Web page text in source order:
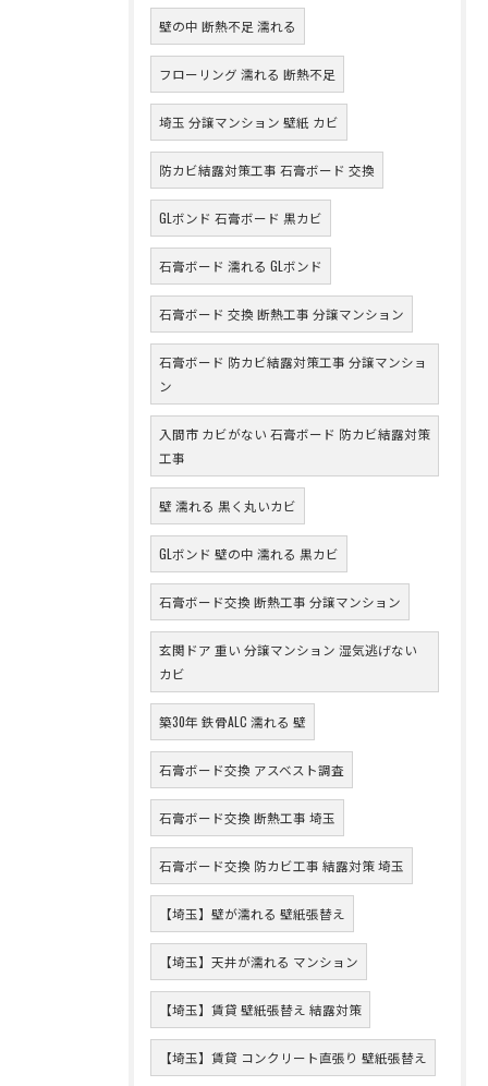
壁の中 断熱不足 濡れる
フローリング 濡れる 断熱不足
埼玉 分譲マンション 壁紙 カビ
防カビ結露対策工事 石膏ボード 交換
GLボンド 石膏ボード 黒カビ
石膏ボード 濡れる GLボンド
石膏ボード 交換 断熱工事 分譲マンション
石膏ボード 防カビ結露対策工事 分譲マンショ
ン
入間市 カビがない 石膏ボード 防カビ結露対策
工事
壁 濡れる 黒く丸いカビ
GLボンド 壁の中 濡れる 黒カビ
石膏ボード交換 断熱工事 分譲マンション
玄関ドア 重い 分譲マンション 湿気逃げない
カビ
築30年 鉄骨ALC 濡れる 壁
石膏ボード交換 アスベスト調査
石膏ボード交換 断熱工事 埼玉
石膏ボード交換 防カビ工事 結露対策 埼玉
【埼玉】壁が濡れる 壁紙張替え
【埼玉】天井が濡れる マンション
【埼玉】賃貸 壁紙張替え 結露対策
【埼玉】賃貸 コンクリート直張り 壁紙張替え